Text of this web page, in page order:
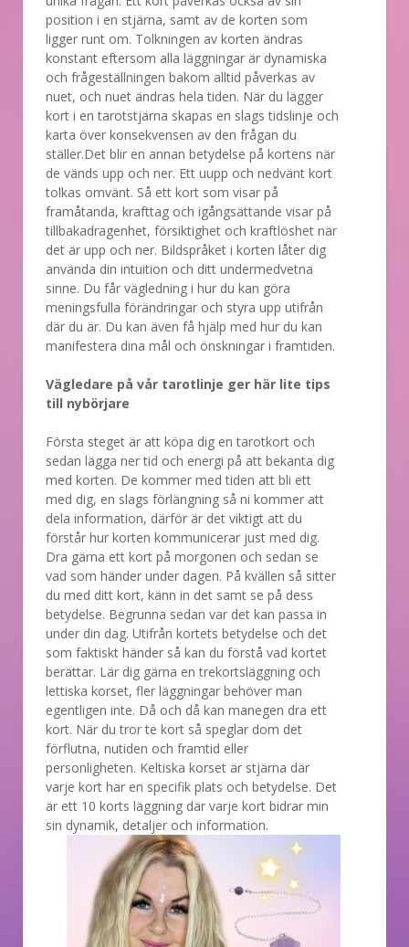
position i en stjärna, samt av de korten som
ligger runt om. Tolkningen av korten ändras
konstant eftersom alla läggningar är dynamiska
och frågeställningen bakom alltid påverkas av
nuet, och nuet ändras hela tiden. När du lägger
kort i en tarotstjärna skapas en slags tidslinje och
karta över konsekvensen av den frågan du
ställer.Det blir en annan betydelse på kortens när
de vänds upp och ner. Ett uupp och nedvänt kort
tolkas omvänt. Så ett kort som visar på
framåtanda, krafttag och igångsättande visar på
tillbakadragenhet, försiktighet och kraftlöshet när
det är upp och ner. Bildspråket i korten låter dig
använda din intuition och ditt undermedvetna
sinne. Du får vägledning i hur du kan göra
meningsfulla förändringar och styra upp utifrån
där du är. Du kan även få hjälp med hur du kan
manifestera dina mål och önskningar i framtiden.
Vägledare på vår tarotlinje ger här lite tips
till nybörjare
Första steget är att köpa dig en tarotkort och
sedan lägga ner tid och energi på att bekanta dig
med korten. De kommer med tiden att bli ett
med dig, en slags förlängning så ni kommer att
dela information, därför är det viktigt att du
förstår hur korten kommunicerar just med dig.
Dra gärna ett kort på morgonen och sedan se
vad som händer under dagen. På kvällen så sitter
du med ditt kort, känn in det samt se på dess
betydelse. Begrunna sedan var det kan passa in
under din dag. Utifrån kortets betydelse och det
som faktiskt händer så kan du förstå vad kortet
berättar. Lär dig gärna en trekortsläggning och
lettiska korset, fler läggningar behöver man
egentligen inte. Då och då kan manegen dra ett
kort. När du tror te kort så speglar dom det
förflutna, nutiden och framtid eller
personligheten. Keltiska korset är stjärna där
varje kort har en specifik plats och betydelse. Det
är ett 10 korts läggning där varje kort bidrar min
sin dynamik, detaljer och information.